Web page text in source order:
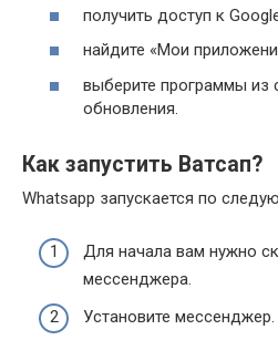
получить доступ к
найдите «Мои
выберите программы из
обновления.
Как запустить Ватсап?
Whatsapp запускается по
Для начала вам нужно
мессенджера.
Установите мессенджер.